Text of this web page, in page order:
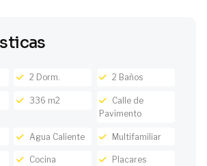
2 Dorm. 2 Baños
336 m2
Calle de
Pavimento
Agua Caliente Multifamiliar
Cocina Placares